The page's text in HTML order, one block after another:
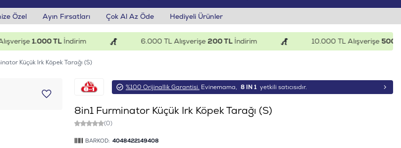
Özel Ayın Fırsatları Çok Al Az Öde Hediyeli Ürünler
1.000 TLİndirim 6.000 TL Alışverişe200 TLİndirim 10.000 TL Alışverişe500 TL
Küçük Irk Köpek Tarağı (S)
%100 Orijinallik Garantisi. Evinemama, 8 IN 1 yetkili satıcısıdır.
8in1 Furminator Küçük Irk Köpek Tarağı (S)
(0)
BARKOD: 4048422149408